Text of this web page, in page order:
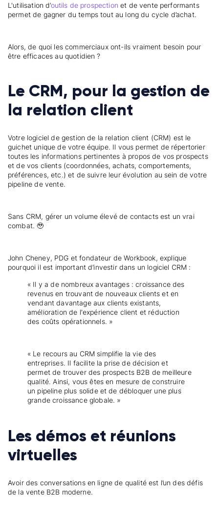
L'utilisation d’outils de prospection et de vente performants
permet de gagner du temps tout au long du cycle d’achat.
Alors, de quoi les commerciaux ont-ils vraiment besoin pour
être efficaces au quotidien ?
Le CRM, pour la gestion de
la relation client
Votre logiciel de gestion de la relation client (CRM) est le
guichet unique de votre équipe. Il vous permet de répertorier
toutes les informations pertinentes à propos de vos prospects
et de vos clients (coordonnées, achats, comportements,
préférences, etc.) et de suivre leur évolution au sein de votre
pipeline de vente.
Sans CRM, gérer un volume élevé de contacts est un vrai
combat. 🥹
John Cheney, PDG et fondateur de Workbook, explique
pourquoi il est important d’investir dans un logiciel CRM :
« Il y a de nombreux avantages : croissance des
revenus en trouvant de nouveaux clients et en
vendant davantage aux clients existants,
amélioration de l'expérience client et réduction
des coûts opérationnels. »
« Le recours au CRM simplifie la vie des
entreprises. Il facilite la prise de décision et
permet de trouver des prospects B2B de meilleure
qualité. Ainsi, vous êtes en mesure de construire
un pipeline plus solide et de débloquer une plus
grande croissance globale. »
Les démos et réunions
virtuelles
Avoir des conversations en ligne de qualité est l’un des défis
de la vente B2B moderne.